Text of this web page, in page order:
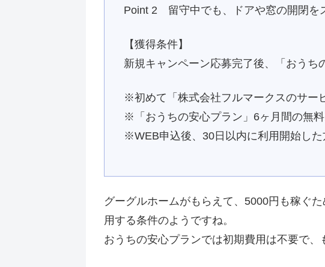
Point 2 留守中でも、ドアや窓の開閉を
【獲得条件】
新規キャンペーン応募完了後、「おうち
※初めて「株式会社フルマークスのサー
※「おうちの安心プラン」6ヶ月間の無料
※WEB申込後、30日以内に利用開始した
グーグルホームがもらえて、5000円も稼ぐ
用する条件のようですね。
おうちの安心プランでは初期費用は不要で、